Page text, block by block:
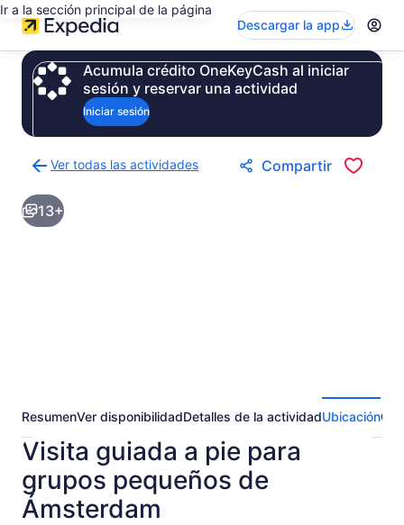
Ir a la sección principal de la página
Descargar la app
Acumula crédito OneKeyCash al iniciar
sesión y reservar una actividad
Iniciar sesión
Ver todas las actividades
a
la
página
Compartir
13+
ResumenVer disponibilidadDetalles de la actividadUbicación
Visita guiada a pie para
grupos pequeños de
Ámsterdam